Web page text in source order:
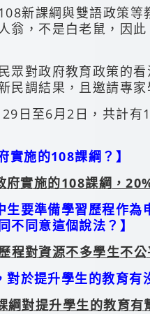
新課綱與雙語政策
翁，不是白老鼠，因
眾對政府教育政策的
民調結果，且邀請專
日至6月2日，共計
實施的108課綱？】
府實施的108課綱，
要準備學習歷程作
不同意這個說法？】
程對資源不多學生不
於提升學生的教育有
綱對提升學生的教育